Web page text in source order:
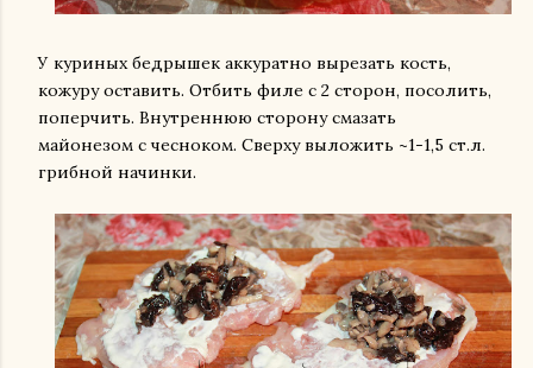
У куриных бедрышек аккуратно вырезать кость,
кожуру оставить. Отбить филе с 2 сторон, посолить,
поперчить. Внутреннюю сторону смазать
майонезом с чесноком. Сверху выложить ~1-1,5 ст.л.
грибной начинки.